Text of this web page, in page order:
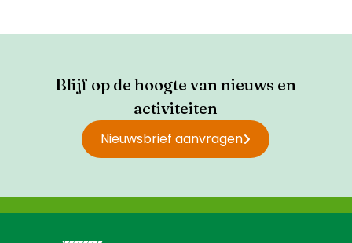
Blijf op de hoogte van nieuws en
activiteiten
Nieuwsbrief aanvragen